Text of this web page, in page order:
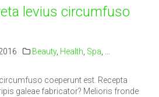
levius circumfuso
Beauty, Health, Spa, ...
coeperunt est. Recepta
galeae fabricator? Melioris fronde